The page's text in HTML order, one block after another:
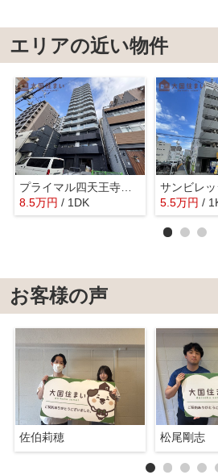
エリアの近い物件
プライマル四天王寺前夕陽ケ丘
8.5万円 / 1DK
サンビレッ
5.5万円 /
お客様の声
佐伯莉穂 松尾剛志